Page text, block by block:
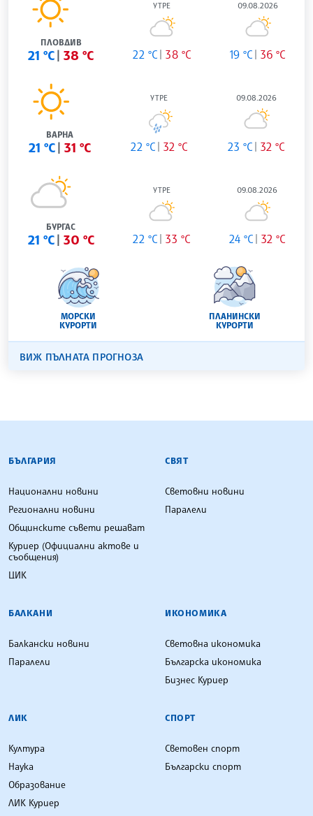
ПЛОВДИВ
21 °C 38 °C
УТРЕ
22 °C 38 °C
09.08.2026
19 °C 36 °C
ВАРНА
21 °C 31 °C
УТРЕ
22 °C 32 °C
09.08.2026
23 °C 32 °C
БУРГАС
21 °C 30 °C
УТРЕ
22 °C 33 °C
09.08.2026
24 °C 32 °C
МОРСКИ
КУРОРТИ
ПЛАНИНСКИ
КУРОРТИ
ВИЖ ПЪЛНАТА ПРОГНОЗА
БЪЛГАРСКА ТЕЛЕГРАФНА АГЕНЦИЯ
БЪЛГАРИЯ
Национални новини
Регионални новини
Общинските съвети решават
Куриер (Официални актове и
съобщения)
ЦИК
СВЯТ
Световни новини
Паралели
БАЛКАНИ
Балкански новини
Паралели
ИКОНОМИКА
Световна икономика
Българска икономика
Бизнес Куриер
ЛИК
Култура
Наука
Образование
ЛИК Куриер
СПОРТ
Световен спорт
Български спорт